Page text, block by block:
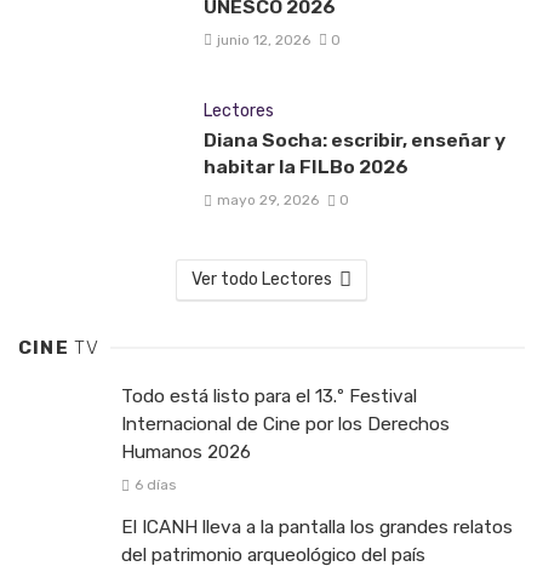
UNESCO 2026
junio 12, 2026 0
Lectores
Diana Socha: escribir, enseñar y
habitar la FILBo 2026
mayo 29, 2026 0
Ver todo Lectores
CINETV
Todo está listo para el 13.º Festival
Internacional de Cine por los Derechos
Humanos 2026
6 días
El ICANH lleva a la pantalla los grandes relatos
del patrimonio arqueológico del país